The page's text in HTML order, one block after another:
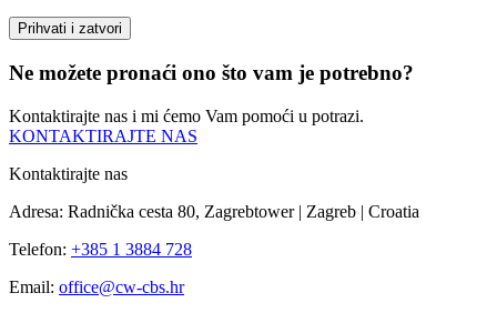
Prihvati i zatvori
Ne možete pronaći ono što vam je potrebno?
Kontaktirajte nas i mi ćemo Vam pomoći u potrazi.
KONTAKTIRAJTE NAS
Kontaktirajte nas
Adresa: Radnička cesta 80, Zagrebtower | Zagreb | Croatia
Telefon: +385 1 3884 728
Email: office@cw-cbs.hr